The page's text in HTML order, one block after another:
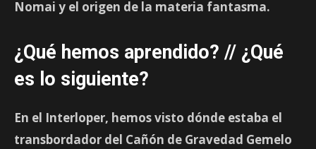
Nomai y el origen de la materia fantasma.
¿Qué hemos aprendido? // ¿Qué
es lo siguiente?
En el Interloper, hemos visto dónde estaba el
transbordador del Cañón de Gravedad Gemelo